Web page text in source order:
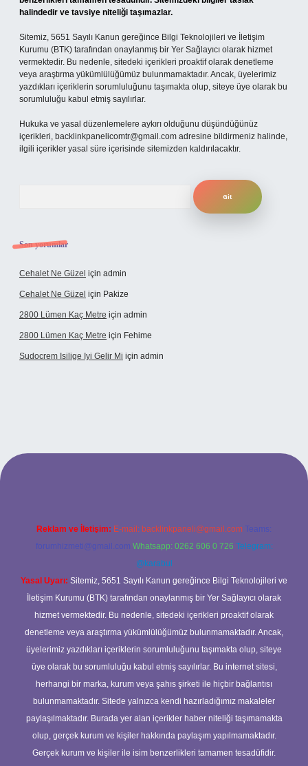
halindedir ve tavsiye niteliği taşımazlar.
Sitemiz, 5651 Sayılı Kanun gereğince Bilgi Teknolojileri ve İletişim
Kurumu (BTK) tarafından onaylanmış bir Yer Sağlayıcı olarak hizmet
vermektedir. Bu nedenle, sitedeki içerikleri proaktif olarak denetleme
veya araştırma yükümlülüğümüz bulunmamaktadır. Ancak, üyelerimiz
yazdıkları içeriklerin sorumluluğunu taşımakta olup, siteye üye olarak bu
sorumluluğu kabul etmiş sayılırlar.
Hukuka ve yasal düzenlemelere aykırı olduğunu düşündüğünüz
içerikleri, backlinkpanelicomtr@gmail.com adresine bildirmeniz halinde,
ilgili içerikler yasal süre içerisinde sitemizden kaldırılacaktır.
Son yorumlar
Cehalet Ne Güzel için admin
Cehalet Ne Güzel için Pakize
2800 Lümen Kaç Metre için admin
2800 Lümen Kaç Metre için Fehime
Sudocrem Isilige Iyi Gelir Mi için admin
Reklam ve İletişim: E-mail: backlinkpaneli@gmail.com Teams:
forumhizmeti@gmail.com Whatsapp: 0262 606 0 726 Telegram:
@karabul
Yasal Uyarı: Sitemiz, 5651 Sayılı Kanun gereğince Bilgi Teknolojileri ve
İletişim Kurumu (BTK) tarafından onaylanmış bir Yer Sağlayıcı olarak
hizmet vermektedir. Bu nedenle, sitedeki içerikleri proaktif olarak
denetleme veya araştırma yükümlülüğümüz bulunmamaktadır. Ancak,
üyelerimiz yazdıkları içeriklerin sorumluluğunu taşımakta olup, siteye
üye olarak bu sorumluluğu kabul etmiş sayılırlar. Bu internet sitesi,
herhangi bir marka, kurum veya şahıs şirketi ile hiçbir bağlantısı
bulunmamaktadır. Sitede yalnızca kendi hazırladığımız makaleler
paylaşılmaktadır. Burada yer alan içerikler haber niteliği taşımamakta
olup, gerçek kurum ve kişiler hakkında paylaşım yapılmamaktadır.
Gerçek kurum ve kişiler ile isim benzerlikleri tamamen tesadüfidir.